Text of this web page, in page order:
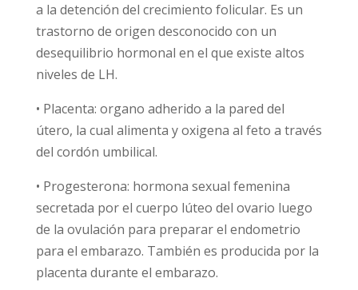
a la detención del crecimiento folicular. Es un
trastorno de origen desconocido con un
desequilibrio hormonal en el que existe altos
niveles de LH.
• Placenta: organo adherido a la pared del
útero, la cual alimenta y oxigena al feto a través
del cordón umbilical.
• Progesterona: hormona sexual femenina
secretada por el cuerpo lúteo del ovario luego
de la ovulación para preparar el endometrio
para el embarazo. También es producida por la
placenta durante el embarazo.